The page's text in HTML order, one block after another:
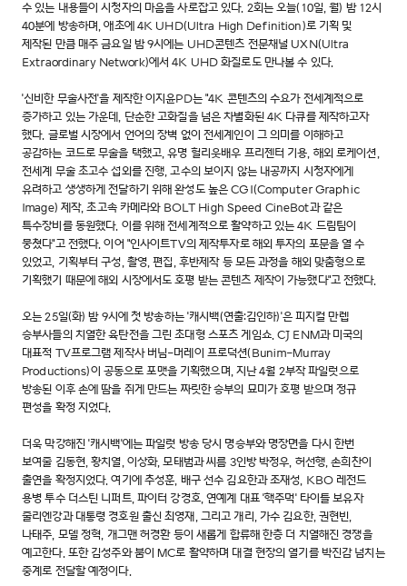
수 있는 내용들이 시청자의 마음을 사로잡고 있다. 2회는 오늘(10일, 월) 밤 12시
40분에 방송하며, 애초에 4K UHD(Ultra High Definition)로 기획 및
제작된 만큼 매주 금요일 밤 9시에는 UHD콘텐츠 전문채널 UXN(Ultra
Extraordinary Network)에서 4K UHD 화질로도 만나볼 수 있다.
'신비한 무술사전'을 제작한 이지윤PD는 "4K 콘텐츠의 수요가 전세계적으로
증가하고 있는 가운데, 단순한 고화질을 넘은 차별화된 4K 다큐를 제작하고자
했다. 글로벌 시장에서 언어의 장벽 없이 전세계인이 그 의미를 이해하고
공감하는 코드로 무술을 택했고, 유명 헐리웃배우 프리젠터 기용, 해외 로케이션,
전세계 무술 초고수 섭외를 진행, 고수의 보이지 않는 내공까지 시청자에게
유려하고 생생하게 전달하기 위해 완성도 높은 CGI(Computer Graphic
Image) 제작, 초고속 카메라와 BOLT High Speed CineBot과 같은
특수장비를 동원했다. 이를 위해 전세계적으로 활약하고 있는 4K 드림팀이
뭉쳤다"고 전했다. 이어 "인사이트TV의 제작투자로 해외 투자의 포문을 열 수
있었고, 기획부터 구성, 촬영, 편집, 후반제작 등 모든 과정을 해외 맞춤형으로
기획했기 때문에 해외 시장에서도 호평 받는 콘텐츠 제작이 가능했다"고 전했다.
오는 25일(화) 밤 9시에 첫 방송하는 '캐시백(연출:김인하)'은 피지컬 만렙
승부사들의 치열한 육탄전을 그린 초대형 스포츠 게임쇼. CJ ENM과 미국의
대표적 TV프로그램 제작사 버님-머레이 프로덕션(Bunim-Murray
Productions)이 공동으로 포맷을 기획했으며, 지난 4월 2부작 파일럿으로
방송된 이후 손에 땀을 쥐게 만드는 짜릿한 승부의 묘미가 호평 받으며 정규
편성을 확정 지었다.
더욱 막강해진 '캐시백'에는 파일럿 방송 당시 명승부와 명장면을 다시 한번
보여줄 김동현, 황치열, 이상화, 모태범과 씨름 3인방 박정우, 허선행, 손희찬이
출연을 확정지었다. 여기에 추성훈, 배구 선수 김요한과 조재성, KBO 레전드
용병 투수 더스틴 니퍼트, 파이터 강경호, 연예계 대표 '핵주먹' 타이틀 보유자
줄리엔강과 대통령 경호원 출신 최영재, 그리고 개리, 가수 김요한, 권현빈,
나태주, 모델 정혁, 개그맨 허경환 등이 새롭게 합류해 한층 더 치열해진 경쟁을
예고한다. 또한 김성주와 붐이 MC로 활약하며 대결 현장의 열기를 박진감 넘치는
중계로 전달할 예정이다.